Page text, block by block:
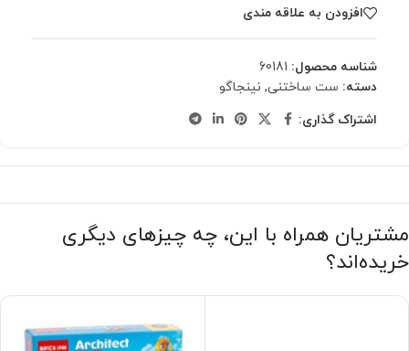
افزودن به علاقه مندی
شناسه محصول: 60181
دسته: ست ساختنی, نینجاگو
اشتراک گذاری:
مشتریان همراه با این، چه چیزهای دیگری
خریده‌اند؟